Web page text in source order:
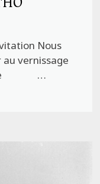
Nous
au vernissage
…